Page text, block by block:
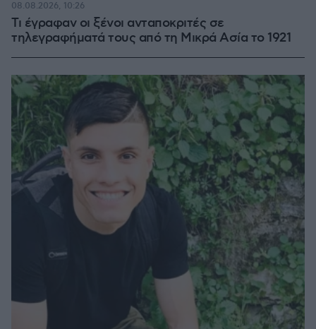
Τι έγραφαν οι ξένοι ανταποκριτές σε
τηλεγραφήματά τους από τη Μικρά Ασία το 1921
08.08.2026, 10:26